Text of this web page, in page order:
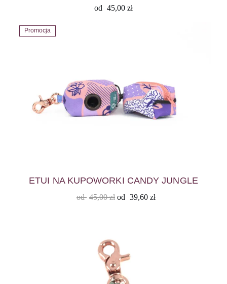
od 45,00 zł
Promocja
ETUI NA KUPOWORKI CANDY JUNGLE
od 45,00zł od 39,60 zł